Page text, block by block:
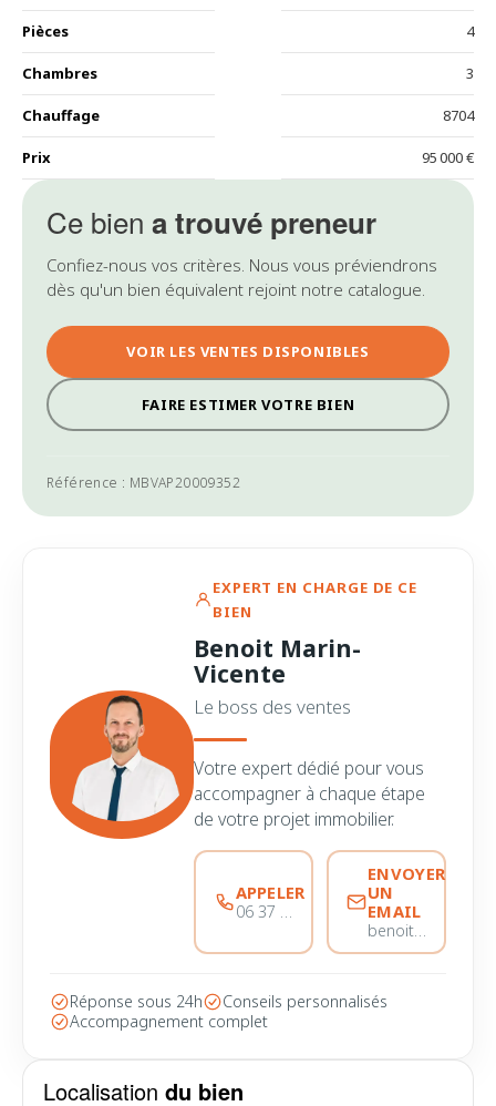
Ce bien a trouvé preneur
Confiez-nous vos critères. Nous vous préviendrons
dès qu'un bien équivalent rejoint notre catalogue.
VOIR LES VENTES DISPONIBLES
FAIRE ESTIMER VOTRE BIEN
Référence : MBVAP20009352
Localisation du bien
Pièces 4
Chambres 3
Chauffage 8704
Prix 95 000 €
EXPERT EN CHARGE DE CE
BIEN
Benoit Marin-
Vicente
Le boss des ventes
Votre expert dédié pour vous
accompagner à chaque étape
de votre projet immobilier.
APPELER
06 37 56 68 51
ENVOYER
UN
EMAIL
benoitmarinvicente@immobiliere-pujol.fr
Réponse sous 24h
Conseils personnalisés
Accompagnement complet